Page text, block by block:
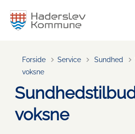
Forside Service Tilbage til
Sundhed
voksne
voksne